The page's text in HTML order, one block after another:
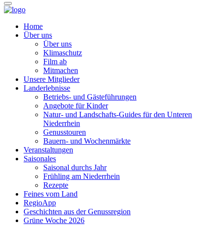
Home
Über uns
Über uns
Klimaschutz
Film ab
Mitmachen
Unsere Mitglieder
Landerlebnisse
Betriebs- und Gästeführungen
Angebote für Kinder
Natur- und Landschafts-Guides für den Unteren
Niederrhein
Genusstouren
Bauern- und Wochenmärkte
Veranstaltungen
Saisonales
Saisonal durchs Jahr
Frühling am Niederrhein
Rezepte
Feines vom Land
RegioApp
Geschichten aus der Genussregion
Grüne Woche 2026